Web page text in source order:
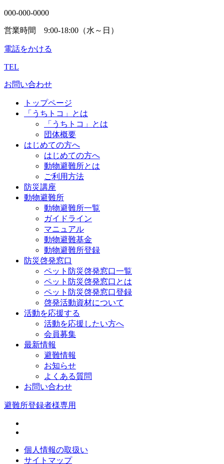
000-000-0000
営業時間 9:00-18:00（水～日）
電話をかける
TEL
お問い合わせ
トップページ
「うちトコ」とは
「うちトコ」とは
団体概要
はじめての方へ
はじめての方へ
動物避難所とは
ご利用方法
防災講座
動物避難所
動物避難所一覧
ガイドライン
マニュアル
動物避難基金
動物避難所登録
防災啓発窓口
ペット防災啓発窓口一覧
ペット防災啓発窓口とは
ペット防災啓発窓口登録
啓発活動資材について
活動を応援する
活動を応援したい方へ
会員募集
最新情報
避難情報
お知らせ
よくある質問
お問い合わせ
避難所登録者様専用
個人情報の取扱い
サイトマップ